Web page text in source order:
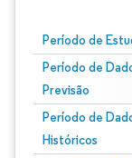
Período de
Período de
Previsão
Período de
Históricos